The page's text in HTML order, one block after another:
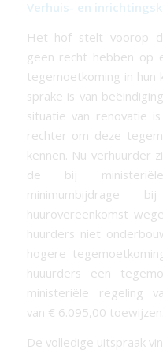
Verhuis- en
Het hof stelt voorop
geen recht hebben op
tegemoetkoming in hun
sprake is van
situatie van renovatie
rechter om deze
kennen. Nu verhuurder
de bij
minimumbijdrage
huurovereenkomst
huurders niet
hogere
huuurders een
ministeriële regeling
van € 6.095,00 toewijzen.
De volledige uitspraak